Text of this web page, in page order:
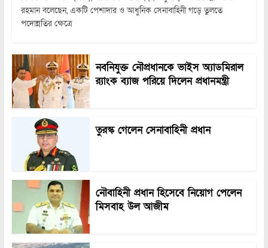
রহমান বলেছেন, একটি পেশাদার ও আধুনিক সেনাবাহিনী গড়ে তুলতে
পদোন্নতির ক্ষেত্রে
নবনিযুক্ত নৌপ্রধানকে ভাইস অ্যাডমিরাল
র‍্যাংক ব্যাজ পরিয়ে দিলেন প্রধানমন্ত্রী
তুরস্ক গেলেন সেনাবাহিনী প্রধান
নৌবাহিনী প্রধান হিসেবে নিয়োগ পেলেন
মিসবাহ উল আজীম